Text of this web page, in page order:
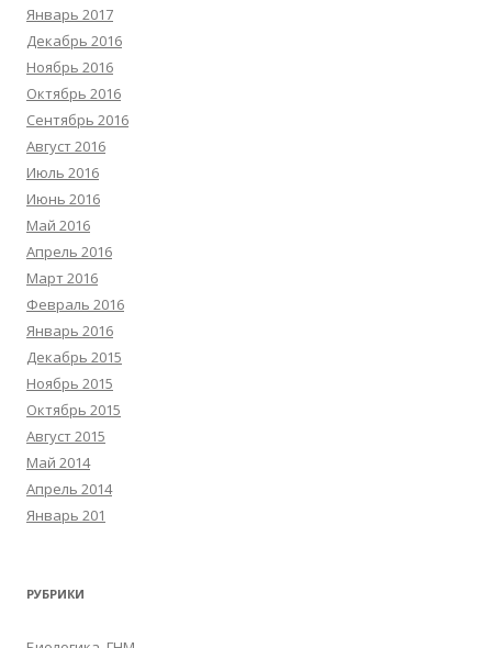
Январь 2017
Декабрь 2016
Ноябрь 2016
Октябрь 2016
Сентябрь 2016
Август 2016
Июль 2016
Июнь 2016
Май 2016
Апрель 2016
Март 2016
Февраль 2016
Январь 2016
Декабрь 2015
Ноябрь 2015
Октябрь 2015
Август 2015
Май 2014
Апрель 2014
Январь 201
РУБРИКИ